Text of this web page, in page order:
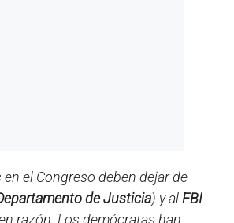
el Congreso deben dejar de
de Justicia) y alFBI
razón. Los demócratas han